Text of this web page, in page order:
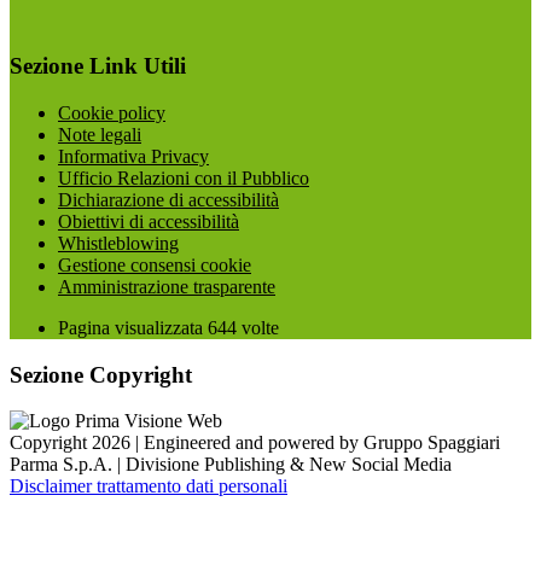
Sezione Link Utili
Cookie policy
Note legali
Informativa Privacy
Ufficio Relazioni con il Pubblico
Dichiarazione di accessibilità
Obiettivi di accessibilità
Whistleblowing
Gestione consensi cookie
Amministrazione trasparente
Pagina visualizzata 644 volte
Sezione Copyright
Copyright 2026 | Engineered and powered by Gruppo Spaggiari
Parma S.p.A. | Divisione Publishing & New Social Media
Disclaimer trattamento dati personali